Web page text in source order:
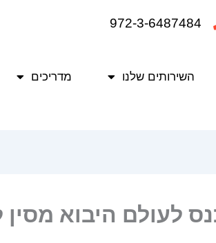
972-3-6487484
השירותים שלנו מדריכים
לעולם היבוא